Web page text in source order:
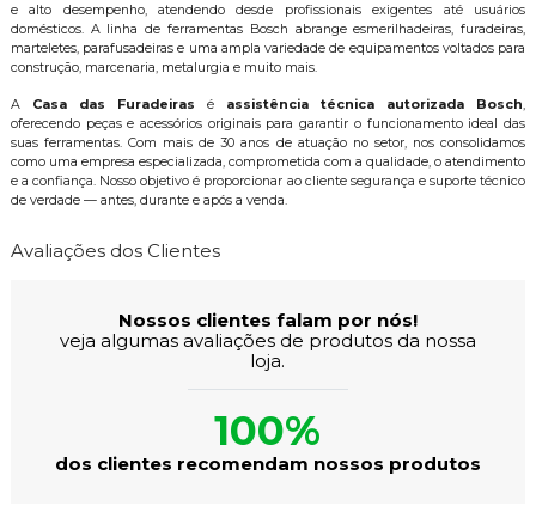
e alto desempenho, atendendo desde profissionais exigentes até usuários
domésticos. A linha de ferramentas Bosch abrange esmerilhadeiras, furadeiras,
marteletes, parafusadeiras e uma ampla variedade de equipamentos voltados para
construção, marcenaria, metalurgia e muito mais.
A Casa das Furadeiras é assistência técnica autorizada Bosch
oferecendo peças e acessórios originais para garantir o funcionamento ideal das
suas ferramentas. Com mais de 30 anos de atuação no setor, nos consolidamos
como uma empresa especializada, comprometida com a qualidade, o atendimento
e a confiança. Nosso objetivo é proporcionar ao cliente segurança e suporte técnico
de verdade — antes, durante e após a venda.
Avaliações dos Clientes
Nossos clientes falam por nós!
veja algumas avaliações de produtos da nossa
loja.
100%
dos clientes recomendam nossos produtos